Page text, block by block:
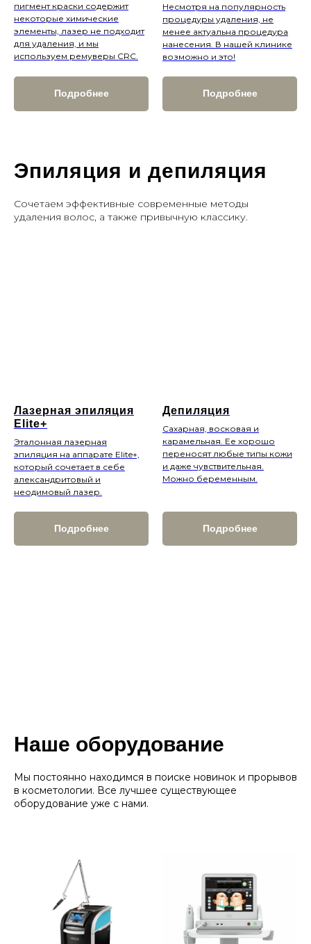
пигмент краски содержит
некоторые химические
элементы, лазер не подходит
для удаления, и мы
используем ремуверы CRC.
Подробнее
Несмотря на популярность
процедуры удаления, не
менее актуальна процедура
нанесения. В нашей клинике
возможно и это!
Подробнее
Эпиляция и депиляция
Сочетаем эффективные современные методы
удаления волос, а также привычную классику.
Лазерная эпиляция
Elite+
Эталонная лазерная
эпиляция на аппарате Elite+,
который сочетает в себе
александритовый и
неодимовый лазер.
Подробнее
Депиляция
Сахарная, восковая и
карамельная. Ее хорошо
переносят любые типы кожи
и даже чувствительная.
Можно беременным.
Подробнее
Наше оборудование
Мы постоянно находимся в поиске новинок и прорывов
в косметологии. Все лучшее существующее
оборудование уже с нами.
Долями
Запись на
врачу-
Аппаратная косметология
Лазерное омоложение PicoSure
Микроигольчатый RF-лифтинг
4-х ступенчатое омоложение BBL
Лазерная биоревитализация Elite+